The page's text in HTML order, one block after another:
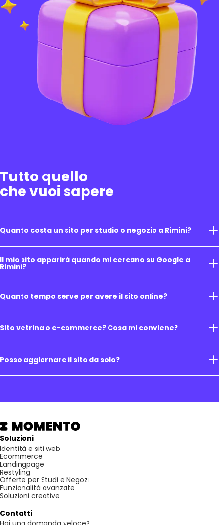
Tutto quello
che vuoi sapere
Quanto costa un sito per studio o negozio a Rimini?
Il mio sito apparirà quando mi cercano su Google a
Rimini?
Quanto tempo serve per avere il sito online?
Sito vetrina o e-commerce? Cosa mi conviene?
Posso aggiornare il sito da solo?
Soluzioni
Identità e siti web
Ecommerce
Landingpage
Restyling
Offerte per Studi e Negozi
Funzionalità avanzate
Soluzioni creative
Contatti